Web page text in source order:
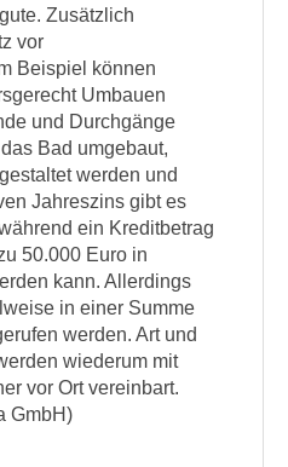
Zusätzlich
vor
Beispiel können
Umbauen
und Durchgänge
Bad umgebaut,
werden und
Jahreszins gibt es
ein Kreditbetrag
50.000 Euro in
kann. Allerdings
in einer Summe
werden. Art und
wiederum mit
vor Ort vereinbart.
GmbH)